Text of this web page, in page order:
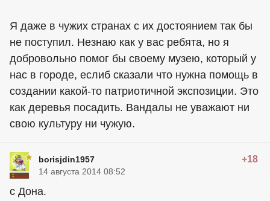
Я даже в чужих странах с их достоянием так бы
не поступил. Незнаю как у вас ребята, но я
добровольно помог бы своему музею, который у
нас в городе, еслиб сказали что нужна помощь в
создании какой-то патриотичной экспозиции. Это
как деревья посадить. Вандалы не уважают ни
свою культуру ни чужую.
borisjdin1957 +18
14 августа 2014 08:52
с Дона.